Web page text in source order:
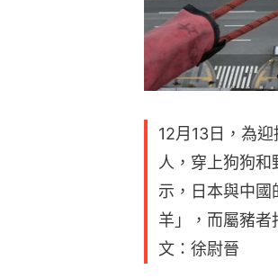
12月13日，為
人，穿上狗狗
示，日本與中國
羊」，而屬豬
文：徐尉晉